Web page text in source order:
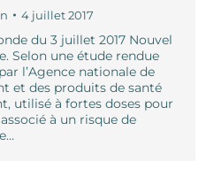
4 juillet 2017
du 3 juillet 2017 Nouvel
Selon une étude rendue
l’Agence nationale de
et des produits de santé
utilisé à fortes doses pour
à un risque de